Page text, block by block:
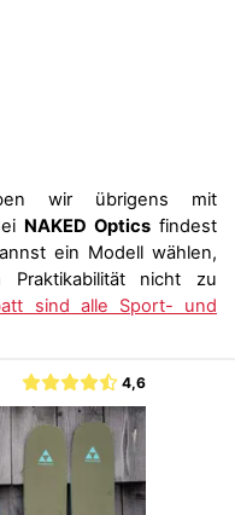
wir übrigens mit
NAKED Optics findest
ein Modell wählen,
nicht zu
sind alle Sport- und